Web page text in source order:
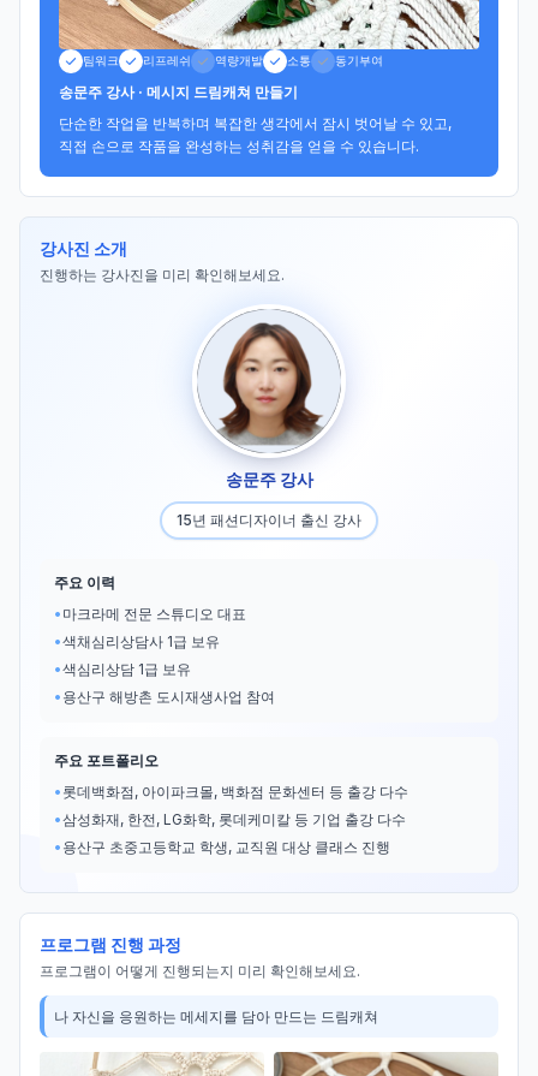
팀워크 리프레쉬 역량개발 소통 동기부여
송문주 강사 · 메시지 드림캐쳐 만들기
단순한 작업을 반복하며 복잡한 생각에서 잠시 벗어날 수 있고,
직접 손으로 작품을 완성하는 성취감을 얻을 수 있습니다.
강사진 소개
진행하는 강사진을 미리 확인해보세요.
송문주 강사
15년 패션디자이너 출신 강사
주요 이력
• 마크라메 전문 스튜디오 대표
•색채심리상담사 1급 보유
•색심리상담 1급 보유
• 용산구 해방촌 도시재생사업 참여
주요 포트폴리오
• 롯데백화점, 아이파크몰, 백화점 문화센터 등 출강 다수
•삼성화재, 한전, LG화학, 롯데케미칼 등 기업 출강 다수
• 용산구 초중고등학교 학생, 교직원 대상 클래스 진행
프로그램 진행 과정
프로그램이 어떻게 진행되는지 미리 확인해보세요.
나 자신을 응원하는 메세지를 담아 만드는 드림캐쳐